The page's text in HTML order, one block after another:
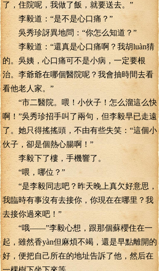
了，住院呢，我做了飯，就要送去。”
李毅道：“是不是心口痛？”
吳秀珍訝異地問：“你怎么知道？”
李毅道：“還真是心口痛啊？我胡luàn猜
的。吳姨，心口痛可不是小病，一定要根
治。李爺爺在哪個醫院呢？我會抽時間去看
看他老人家。”
“市二醫院。喂！小伙子！怎么溜這么快
啊！”吳秀珍招手叫了兩句，但李毅早已走遠
了。她只得搖搖頭，不由有些失笑：“這個小
伙子，卻是個熱心腸啊！”
李毅下了樓，手機響了。
“喂，哪位？”
“是李毅同志吧？昨天晚上真欠好意思，
我臨時有事沒有去接你，你現在在哪里？我
去接你過來吧！”
“哦——”李毅心想，跟那個蘇櫻住在一
起，雖然香yàn但麻煩不竭，還是早點離開的
好，便把自己所在的地址告訴了他，然后在